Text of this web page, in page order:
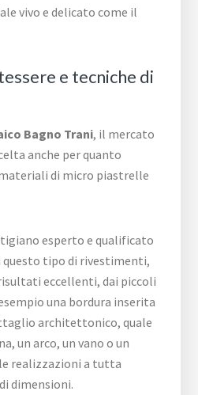
vivo e delicato come il
e tecniche di
Bagno Trani, il mercato
anche per quanto
di micro piastrelle
esperto e qualificato
tipo di rivestimenti,
eccellenti, dai piccoli
una bordura inserita
architettonico, quale
un arco, un vano o un
realizzazioni a tutta
dimensioni.